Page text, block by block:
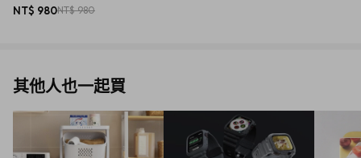
NT$ 980NT$ 980
其他人也一起買